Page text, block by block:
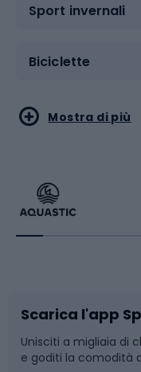
Sport invernali
Biciclette
Sport acquatici
Bikepacking
Bushcraft
Corsa
Sport di arti
Sport con le
Slitte e slittini
Snowboard
Mostra di più
Scarica l'app
Unisciti a migliaia di
e goditi la comodità